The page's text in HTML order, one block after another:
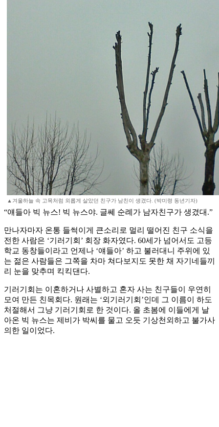
▲겨울하늘 속 고목처럼 외롭게 살았던 친구가 남친이 생겼다. (박미령 동년기자)
“얘들아 빅 뉴스! 빅 뉴스야. 글쎄 순례가 남자친구가 생겼대.”
만나자마자 온통 들썩이게 큰소리로 멀리 떨어진 친구 소식을
전한 사람은 ‘기러기회’ 회장 화자였다. 60세가 넘어서도 고등
학교 동창들이라고 언제나 ‘얘들아’ 하고 불러대니 주위에 있
는 젊은 사람들은 그쪽을 차마 쳐다보지도 못한 채 자기네들끼
리 눈을 맞추며 킥킥댄다.
기러기회는 이혼하거나 사별하고 혼자 사는 친구들이 우연히
모여 만든 친목회다. 원래는 ‘외기러기회’인데 그 이름이 하도
처절해서 그냥 기러기회로 한 것이다. 올 초봄에 이들에게 날
아온 빅 뉴스는 제비가 박씨를 물고 오듯 기상천외하고 불가사
의한 일이었다.